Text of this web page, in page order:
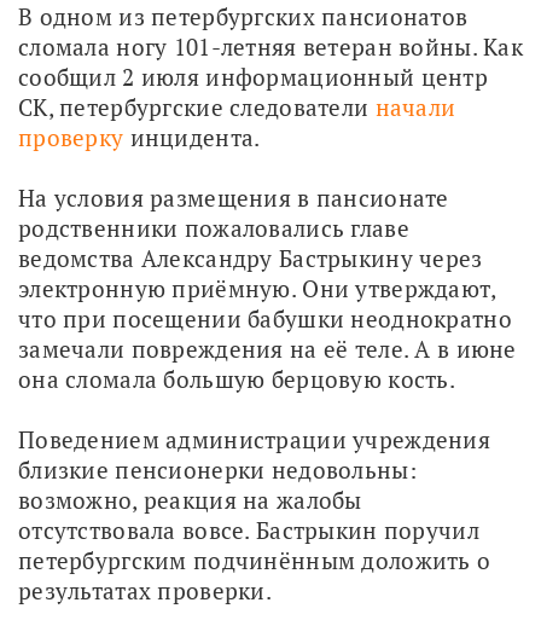
В одном из петербургских пансионатов
сломала ногу 101-летняя ветеран войны. Как
сообщил 2 июля информационный центр
СК, петербургские следователи начали
проверку инцидента.
На условия размещения в пансионате
родственники пожаловались главе
ведомства Александру Бастрыкину через
электронную приёмную. Они утверждают,
что при посещении бабушки неоднократно
замечали повреждения на её теле. А в июне
она сломала большую берцовую кость.
Поведением администрации учреждения
близкие пенсионерки недовольны:
возможно, реакция на жалобы
отсутствовала вовсе. Бастрыкин поручил
петербургским подчинённым доложить о
результатах проверки.